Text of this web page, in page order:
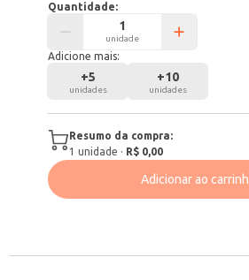
Quantidade:
unidade
Adicione mais:
+5
unidades
+10
unidades
Resumo da compra:
1 unidade · R$ 0,00
Adicionar ao